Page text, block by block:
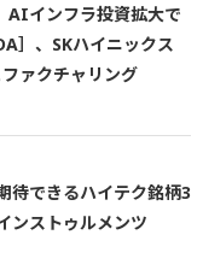
AIインフラ投資拡大で
］、SKハイニックス
ファクチャリング
待できるハイテク銘柄3
ンストゥルメンツ